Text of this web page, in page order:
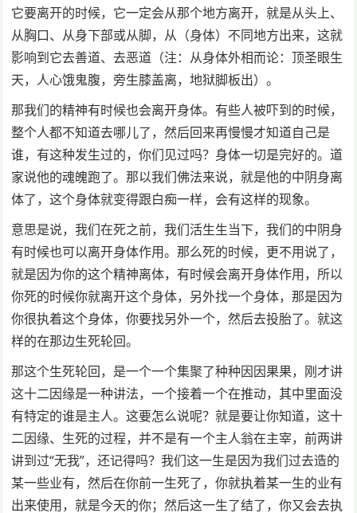
它要离开的时候，它一定会从那个地方离开，就是从头上、
从胸口、从身下部或从脚，从（身体）不同地方出来，这就
影响到它去善道、去恶道（注：从身体外相而论：顶圣眼生
天，人心饿鬼腹，旁生膝盖离，地狱脚板出）。
那我们的精神有时候也会离开身体。有些人被吓到的时候，
整个人都不知道去哪儿了，然后回来再慢慢才知道自己是
谁，有这种发生过的，你们见过吗？身体一切是完好的。道
家说他的魂魄跑了。那以我们佛法来说，就是他的中阴身离
体了，这个身体就变得跟白痴一样，会有这样的现象。
意思是说，我们在死之前，我们活生生当下，我们的中阴身
有时候也可以离开身体作用。那么死的时候，更不用说了，
就是因为你的这个精神离体，有时候会离开身体作用，所以
你死的时候你就离开这个身体，另外找一个身体，那是因为
你很执着这个身体，你要找另外一个，然后去投胎了。就这
样的在那边生死轮回。
那这个生死轮回，是一个一个集聚了种种因因果果，刚才讲
这十二因缘是一种讲法，一个接着一个在推动，其中里面没
有特定的谁是主人。这要怎么说呢？就是要让你知道，这十
二因缘、生死的过程，并不是有一个主人翁在主宰，前两讲
讲到过“无我”，还记得吗？我们这一生是因为我们过去造的
某一些业有，然后在你前一生死了，你就执着某一生的业有
出来使用，就是今天的你；然后这一生了结了，你又会去执